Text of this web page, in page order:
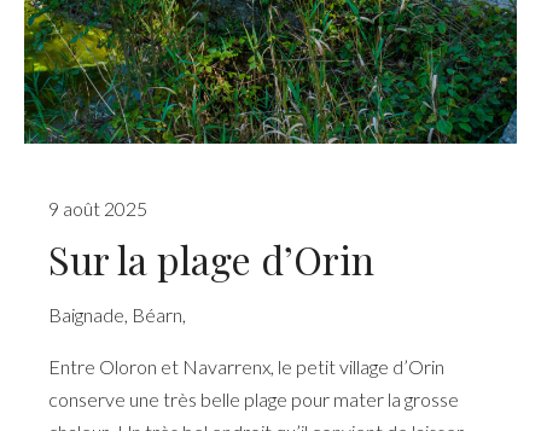
9 août 2025
Sur la plage d’Orin
Baignade Béarn
Entre Oloron et Navarrenx, le petit village d’Orin
conserve une très belle plage pour mater la grosse